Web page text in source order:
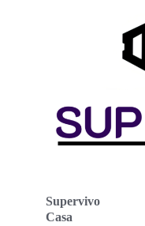
Supervivo
Casa